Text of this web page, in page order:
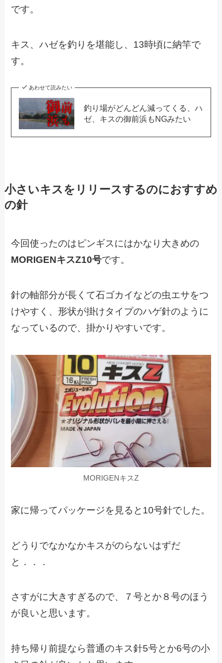
です。
キス、ハゼを釣りを堪能し、13時頃に納竿で
す。
あわせて読みたい
釣り場がどんどん減ってくる、ハ
ゼ、キスの御前浜もNGみたい
小さいキスをリリースするのにおすすめ
の針
今回使ったのはピンギスにはかなり大きめの
MORIGENキスZ10号です。
針の軸部分が長くて石ゴカイなどの虫エサをつ
けやすく、形状が掛けタイプのハゲ針のように
なっているので、掛かりやすいです。
MORIGENキスZ
家に帰ってパッケージを見ると10号針でした。
どうりでなかなかキスがのらないはずだ
と．．．
さすがに大きすぎるので、７号とか８号のほう
が良いと思います。
持ち帰り前提なら普通のキス針5号とか6号の小